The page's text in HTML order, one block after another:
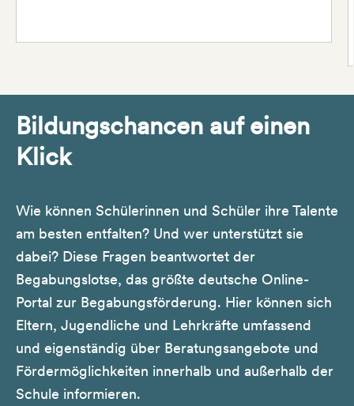
Bildungschancen auf einen
Klick
Wie können Schülerinnen und Schüler ihre Talente
am besten entfalten? Und wer unterstützt sie
dabei? Diese Fragen beantwortet der
Begabungslotse, das größte deutsche Online-
Portal zur Begabungsförderung. Hier können sich
Eltern, Jugendliche und Lehrkräfte umfassend
und eigenständig über Beratungsangebote und
Fördermöglichkeiten innerhalb und außerhalb der
Schule informieren.